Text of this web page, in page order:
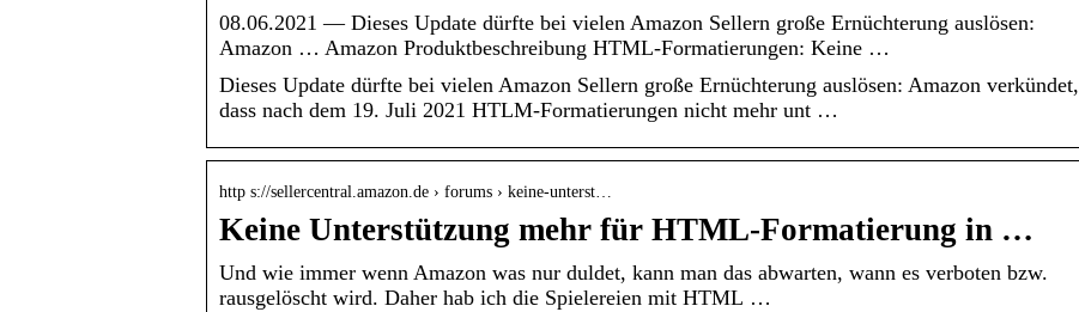
08.06.2021 — Dieses Update dürfte bei vielen Amazon Sellern große Ernüchterung auslösen:
Amazon … Amazon Produktbeschreibung HTML-Formatierungen: Keine …
Dieses Update dürfte bei vielen Amazon Sellern große Ernüchterung auslösen: Amazon verkündet,
dass nach dem 19. Juli 2021 HTLM-Formatierungen nicht mehr unt …
http s://sellercentral.amazon.de › forums › keine-unterst…
Keine Unterstützung mehr für HTML-Formatierung in …
Und wie immer wenn Amazon was nur duldet, kann man das abwarten, wann es verboten bzw.
rausgelöscht wird. Daher hab ich die Spielereien mit HTML …